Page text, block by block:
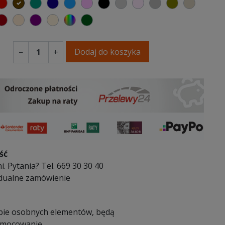
czerwonyczekoladowy
turkusowy
granatowy
niebieski
różowyczarnyjasnoszary
jasny róż
szaryoliwkowybeżowy
róż
bordowyciepły kremowy
fioletowa purpura
ecru beżowy
wybór koloru
ciemno zielony
− + Dodaj do koszyka
Pytania? Tel. 669 30 30 40
zamówienie
osobnych elementów, będą